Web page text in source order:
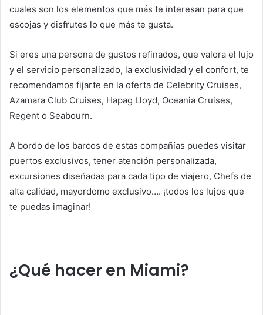
cuales son los elementos que más te interesan para que
escojas y disfrutes lo que más te gusta.
Si eres una persona de gustos refinados, que valora el lujo
y el servicio personalizado, la exclusividad y el confort, te
recomendamos fijarte en la oferta de Celebrity Cruises,
Azamara Club Cruises, Hapag Lloyd, Oceania Cruises,
Regent o Seabourn.
A bordo de los barcos de estas compañías puedes visitar
puertos exclusivos, tener atención personalizada,
excursiones diseñadas para cada tipo de viajero, Chefs de
alta calidad, mayordomo exclusivo…. ¡todos los lujos que
te puedas imaginar!
¿Qué hacer en Miami?